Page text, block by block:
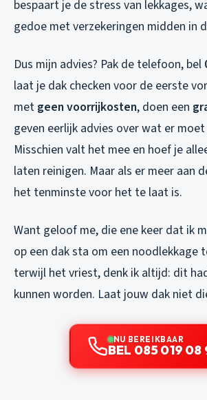
bespaart je de stress van lekkages,
gedoe met verzekeringen midden in
Dus mijn advies? Pak de telefoon, bel
laat je dak checken voor de eerste
met geen voorrijkosten, doen een
geven eerlijk advies over wat er
Misschien valt het mee en hoef je
laten reinigen. Maar als er meer aan
het tenminste voor het te laat is.
Want geloof me, die ene keer dat ik
op een dak sta om een noodlekkage
terwijl het vriest, denk ik altijd: dit
kunnen worden. Laat jouw dak niet
NU BEREIKBAAR
BEL 085 019 08